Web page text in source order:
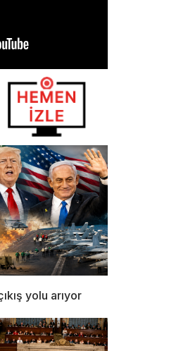
yolu arıyor